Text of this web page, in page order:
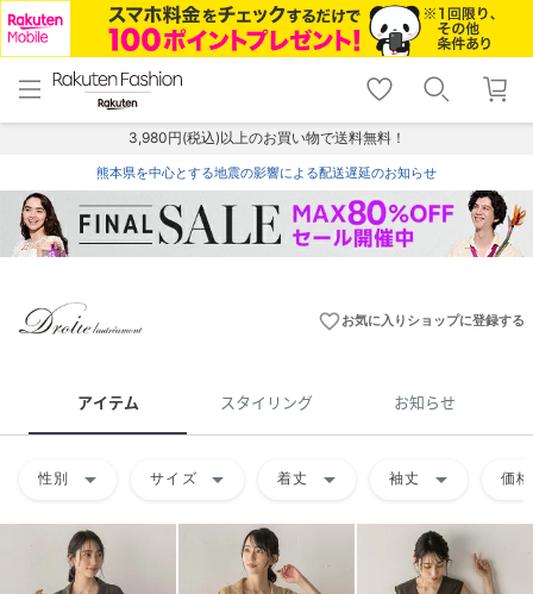
menu home
トップ
shopping_cart lock_outline
ログイン
3,980円(税込)以上のお買い物で送料無料！
熊本県を中心とする地震の影響による配送遅延のお知らせ
favorite_borderお気に入りショップに登録する
アイテム スタイリング お知らせ
性別 arrow_drop_down サイズ arrow_drop_down 着丈 arrow_drop_down 袖丈 arrow_drop_down 価格